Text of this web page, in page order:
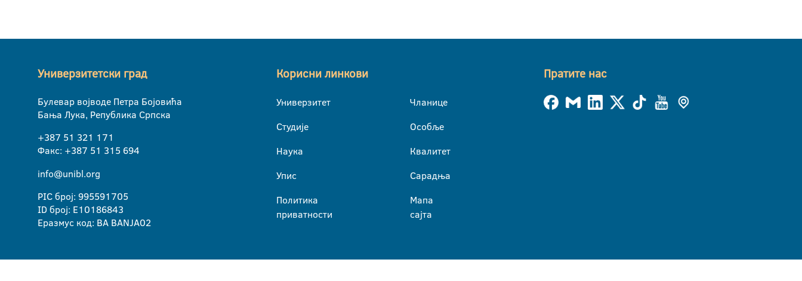
Универзитетски град
Булевар војводе Петра Бојовића
Бања Лука, Република Српска
+387 51 321 171
Факс: +387 51 315 694
info@unibl.org
PIC број: 995591705
ID број: E10186843
Еразмус код: BA BANJA02
Корисни линкови
Универзитет
Студије
Наука
Упис
Политика
приватности
Чланице
Особље
Квалитет
Сарадња
Мапа
сајта
Пратите нас